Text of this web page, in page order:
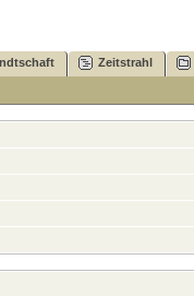
Zeitstrahl